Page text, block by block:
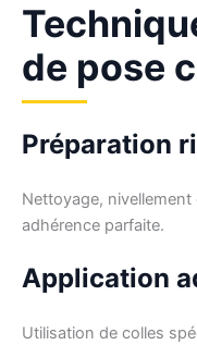
de pose
Préparation
Nettoyage,
adhérence parfaite.
Application
Utilisation de colles